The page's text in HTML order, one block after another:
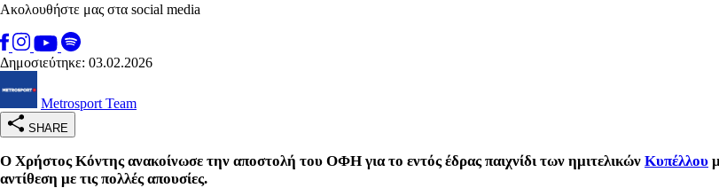
Ακολουθήστε μας στα social media
Δημοσιεύτηκε: 03.02.2026
Metrosport Team
SHARE
Ο Χρήστος Κόντης ανακοίνωσε την αποστολή του ΟΦΗ για το εντός έδρας παιχνίδι των ημιτελικών Κυπέλλου
αντίθεση με τις πολλές απουσίες.